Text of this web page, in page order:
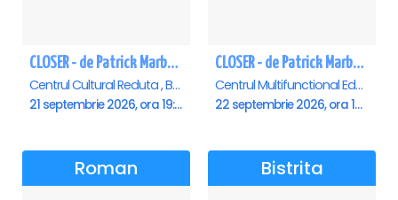
CLOSER - de Patrick Marber - Premiera - Brasov
Centrul Cultural Reduta , Brasov
21 septembrie 2026, ora 19:00
CLOSER - de Patrick Marber - Premiera - Constanta
Centrul Multifunctional Educativ pentru Tineret Jean Constantin, Constanta
22 septembrie 2026, ora 19:00
Roman Bistrita